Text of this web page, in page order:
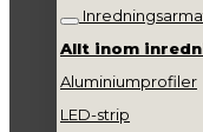
Allt inom
Aluminiumprofiler
LED-strip